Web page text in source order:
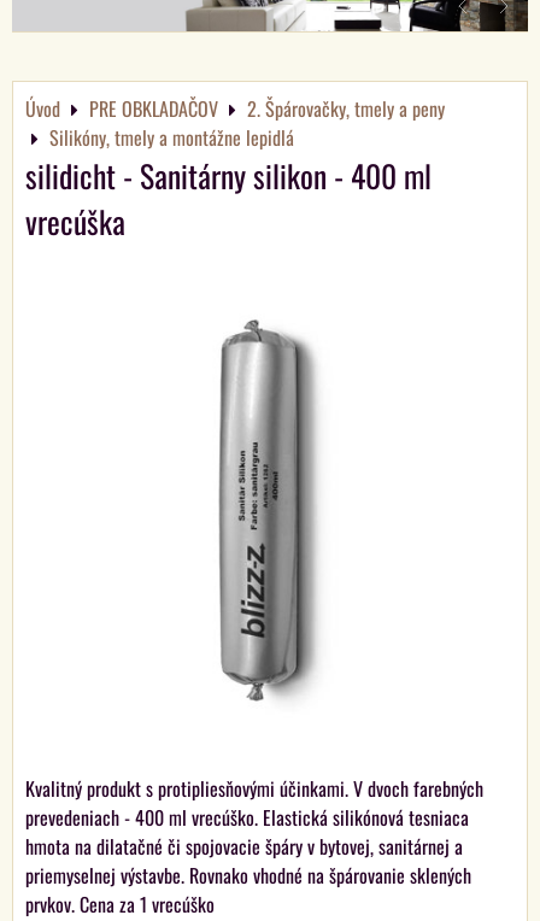
Úvod PRE OBKLADAČOV
2. Špárovačky, tmely a peny
Silikóny, tmely a montážne lepidlá
silidicht - Sanitárny silikon - 400 ml
vrecúška
Kvalitný produkt s protipliesňovými účinkami. V dvoch farebných
prevedeniach - 400 ml vrecúško. Elastická silikónová tesniaca
hmota na dilatačné či spojovacie špáry v bytovej, sanitárnej a
priemyselnej výstavbe. Rovnako vhodné na špárovanie sklených
prvkov. Cena za 1 vrecúško